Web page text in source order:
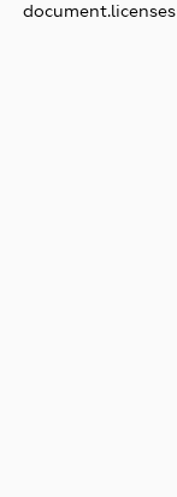
document.licenses